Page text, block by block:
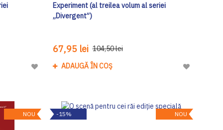
Adaugă
Dorinte
Experiment (al treilea volum al seriei
„Divergent”)
67,95 lei 104,50 lei
ADAUGĂ ÎN COȘ
Adaugă
Dorinte
NOU NOU
-15%